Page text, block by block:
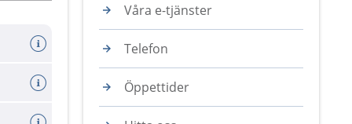
Våra e-tjänster
Telefon
Öppettider